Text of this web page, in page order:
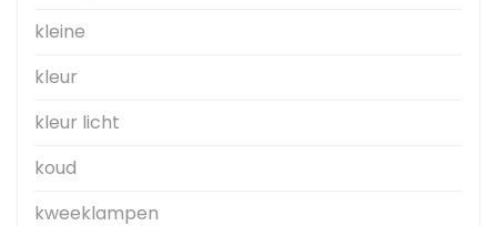
kleine
kleur
kleur licht
koud
kweeklampen